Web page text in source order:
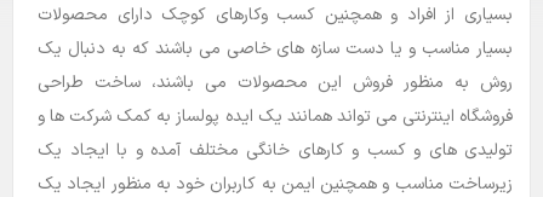
بلاگ
راهنما
بسیاری از افراد و همچنین کسب وکارهای کوچک دارای محصولات
بسیار مناسب و یا دست سازه های خاصی می باشند که به دنبال یک
روش به منظور فروش این محصولات می باشند، ساخت طراحی
فروشگاه اینترنتی می تواند همانند یک ایده پولساز به کمک شرکت ها و
تولیدی های و کسب و کارهای خانگی مختلف آمده و با ایجاد یک
زیرساخت مناسب و همچنین ایمن به کاربران خود به منظور ایجاد یک